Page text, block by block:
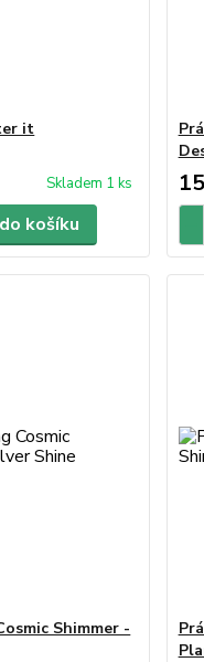
it
Skladem 1 ks
košíku
Shimmer -